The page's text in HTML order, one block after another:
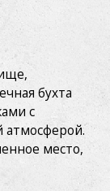
бухта
с
место,
активный
cookie
наших